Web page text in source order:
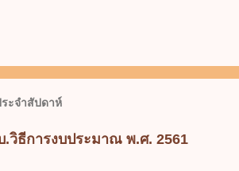
ะจำสัปดาห์
วิธีการงบประมาณ พ.ศ. 2561